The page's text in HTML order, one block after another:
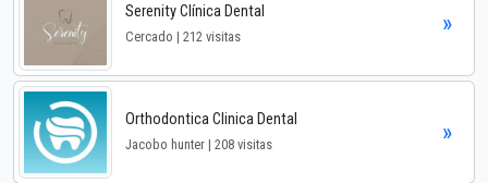
Serenity Clínica Dental
Cercado | 212 visitas »
Orthodontica Clinica Dental
Jacobo hunter | 208 visitas »